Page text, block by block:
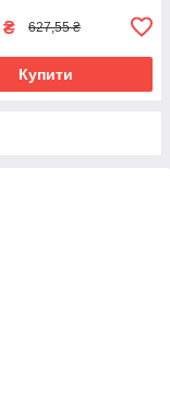
₴ 627,55 ₴
Купити